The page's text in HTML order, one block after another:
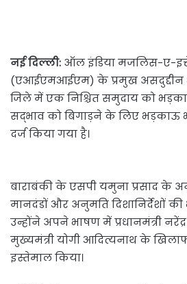
नई दिल्ली: ऑल इंडिया मजलिस-ए-
(एआईएमआईएम) के प्रमुख असदुद्दीन
जिले में एक निश्चित समुदाय को
सद्भाव को बिगाड़ने के लिए भड़काऊ
दर्ज किया गया है।
बाराबंकी के एसपी यमुना प्रसाद के
मानदंडों और अनुमति दिशानिर्देशों की
उन्होंने अपने भाषण में प्रधानमंत्री
मुख्यमंत्री योगी आदित्यनाथ के
इस्तेमाल किया।